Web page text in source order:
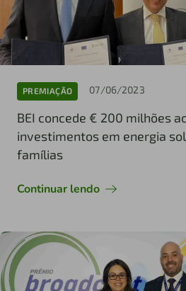
PREMIAÇÃO 07/06/2023
BEI concede € 200 milhões
investimentos em energia
famílias
Continuar lendo